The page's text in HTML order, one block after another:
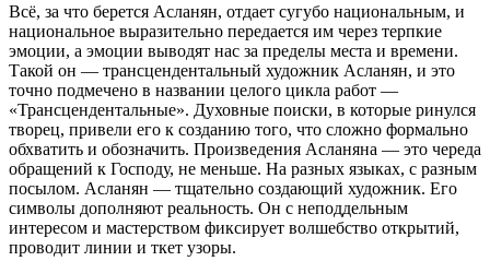
Всё, за что берется Асланян, отдает сугубо национальным, и
национальное выразительно передается им через терпкие
эмоции, а эмоции выводят нас за пределы места и времени.
Такой он — трансцендентальный художник Асланян, и это
точно подмечено в названии целого цикла работ —
«Трансцендентальные». Духовные поиски, в которые ринулся
творец, привели его к созданию того, что сложно формально
обхватить и обозначить. Произведения Асланяна — это череда
обращений к Господу, не меньше. На разных языках, с разным
посылом. Асланян — тщательно создающий художник. Его
символы дополняют реальность. Он с неподдельным
интересом и мастерством фиксирует волшебство открытий,
проводит линии и ткет узоры.